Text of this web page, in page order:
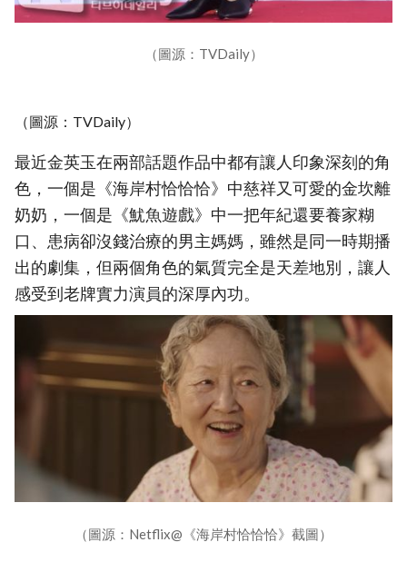
（圖源：TVDaily）
（圖源：TVDaily）
最近金英玉在兩部話題作品中都有讓人印象深刻的角
色，一個是《海岸村恰恰恰》中慈祥又可愛的金坎離
奶奶，一個是《魷魚遊戲》中一把年紀還要養家糊
口、患病卻沒錢治療的男主媽媽，雖然是同一時期播
出的劇集，但兩個角色的氣質完全是天差地別，讓人
感受到老牌實力演員的深厚內功。
（圖源：Netflix@《海岸村恰恰恰》截圖）